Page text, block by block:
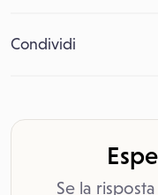
Condividi
Se la